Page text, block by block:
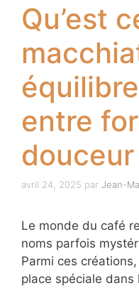
Qu’est
entre
douceur
avril 24, 2025 par Jean-
Le monde du café
noms parfois
Parmi ces
place spéciale